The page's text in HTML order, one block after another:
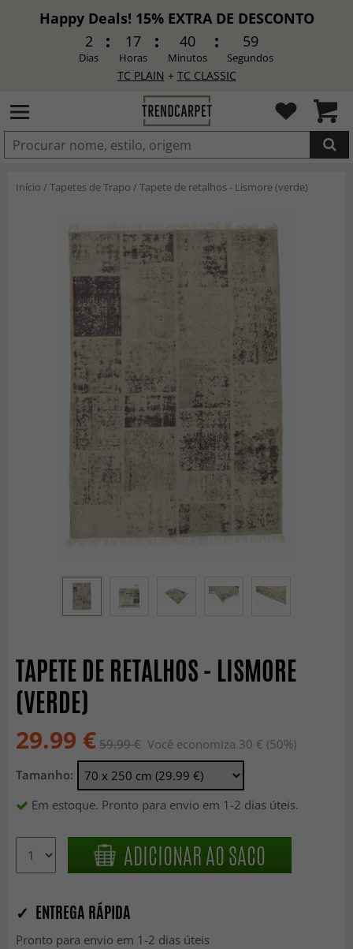
Happy Deals! 15% EXTRA DE DESCONTO
2
Dias
17
Horas
40
Minutos
57
Segundos
TC PLAIN + TC CLASSIC
ADICIONADO
Início /Tapetes de Trapo /Tapete de retalhos - Lismore (verde)
TAPETE DE RETALHOS - LISMORE
(VERDE)
29.99 € 59.99 € Você economiza 30 € (50%)
Tamanho:
Em estoque. Pronto para envio em 1-2 dias úteis.
ADICIONAR AO SACO
✓ ENTREGA RÁPIDA
Pronto para envio em 1-2 dias úteis